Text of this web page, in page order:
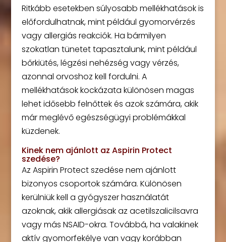
Ritkább esetekben súlyosabb mellékhatások is
előfordulhatnak, mint például gyomorvérzés
vagy allergiás reakciók. Ha bármilyen
szokatlan tünetet tapasztalunk, mint például
bőrkiütés, légzési nehézség vagy vérzés,
azonnal orvoshoz kell fordulni. A
mellékhatások kockázata különösen magas
lehet idősebb felnőttek és azok számára, akik
már meglévő egészségügyi problémákkal
küzdenek.
Kinek nem ajánlott az Aspirin Protect
szedése?
Az Aspirin Protect szedése nem ajánlott
bizonyos csoportok számára. Különösen
kerülniük kell a gyógyszer használatát
azoknak, akik allergiásak az acetilszalicilsavra
vagy más NSAID-okra. Továbbá, ha valakinek
aktív gyomorfekélye van vagy korábban